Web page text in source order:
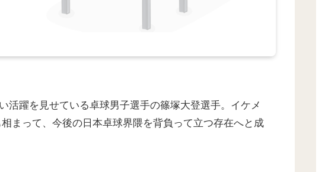
活躍を見せている卓球男子選手の篠塚大登選手。イケメ
まって、今後の日本卓球界隈を背負って立つ存在へと成